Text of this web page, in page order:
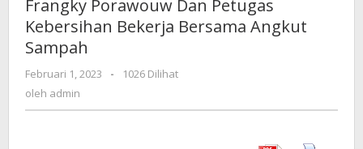
Manado,
Kadis
Dan
Kebersihan
Frangky Porawouw Dan Petugas
Kebersihan Bekerja Bersama Angkut
Sampah
Februari 1, 2023
oleh
-
1026 Dilihat
oleh admin